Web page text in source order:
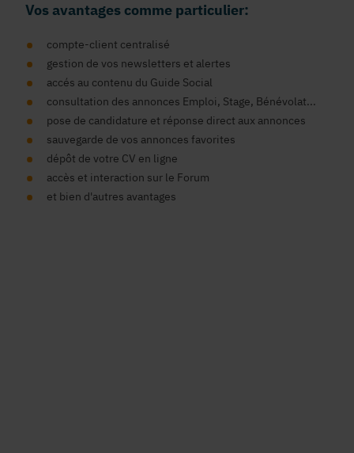
Vos avantages comme particulier:
compte-client centralisé
gestion de vos newsletters et alertes
accés au contenu du Guide Social
consultation des annonces Emploi, Stage, Bénévolat...
pose de candidature et réponse direct aux annonces
sauvegarde de vos annonces favorites
dépôt de votre CV en ligne
accès et interaction sur le Forum
et bien d'autres avantages